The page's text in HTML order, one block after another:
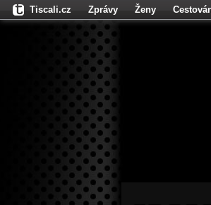
Tiscali.cz Zprávy Ženy
Fights.cz